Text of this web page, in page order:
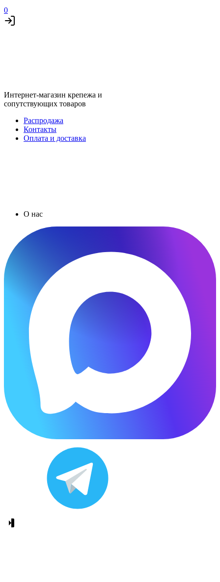
0
Интернет-магазин крепежа и
сопутствующих товаров
Распродажа
Контакты
Оплата и доставка
О нас